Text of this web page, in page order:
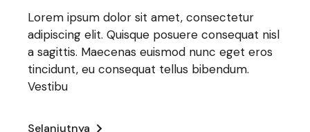
Lorem ipsum dolor sit amet, consectetur
adipiscing elit. Quisque posuere consequat nisl
a sagittis. Maecenas euismod nunc eget eros
tincidunt, eu consequat tellus bibendum.
Vestibu
Selanjutnya